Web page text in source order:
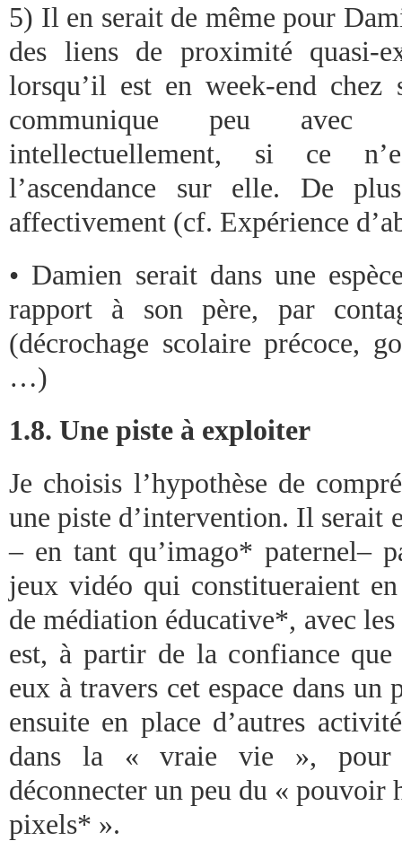
5) Il en serait de même pour
des liens de proximité quasi-
lorsqu’il est en week-end
communique peu
intellectuellement, si ce
l’ascendance sur elle. De
affectivement (cf. Expérience
• Damien serait dans une
rapport à son père, par
(décrochage scolaire précoce,
…)
1.8. Une piste à exploiter
Je choisis l’hypothèse de
une piste d’intervention. Il serait
– en tant qu’imago* paternel–
jeux vidéo qui constitueraient
de médiation éducative*, avec
est, à partir de la confiance
eux à travers cet espace dans un
ensuite en place d’autres
dans la « vraie vie », pour
déconnecter un peu du « pouvoir
pixels* ».